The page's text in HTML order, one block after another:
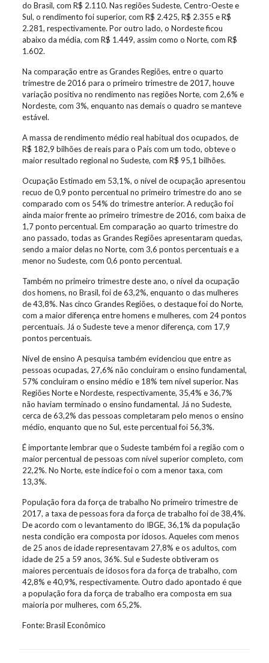
do Brasil, com R$ 2.110. Nas regiões Sudeste, Centro-Oeste e
Sul, o rendimento foi superior, com R$ 2.425, R$ 2.355 e R$
2.281, respectivamente. Por outro lado, o Nordeste ficou
abaixo da média, com R$ 1.449, assim como o Norte, com R$
1.602.
Na comparação entre as Grandes Regiões, entre o quarto
trimestre de 2016 para o primeiro trimestre de 2017, houve
variação positiva no rendimento nas regiões Norte, com 2,6% e
Nordeste, com 3%, enquanto nas demais o quadro se manteve
estável.
A massa de rendimento médio real habitual dos ocupados, de
R$ 182,9 bilhões de reais para o País com um todo, obteve o
maior resultado regional no Sudeste, com R$ 95,1 bilhões.
Ocupação Estimado em 53,1%, o nível de ocupação apresentou
recuo de 0,9 ponto percentual no primeiro trimestre do ano se
comparado com os 54% do trimestre anterior. A redução foi
ainda maior frente ao primeiro trimestre de 2016, com baixa de
1,7 ponto percentual. Em comparação ao quarto trimestre do
ano passado, todas as Grandes Regiões apresentaram quedas,
sendo a maior delas no Norte, com 3,6 pontos percentuais e a
menor no Sudeste, com 0,6 ponto percentual.
Também no primeiro trimestre deste ano, o nível da ocupação
dos homens, no Brasil, foi de 63,2%, enquanto o das mulheres
de 43,8%. Nas cinco Grandes Regiões, o destaque foi do Norte,
com a maior diferença entre homens e mulheres, com 24 pontos
percentuais. Já o Sudeste teve a menor diferença, com 17,9
pontos percentuais.
Nível de ensino A pesquisa também evidenciou que entre as
pessoas ocupadas, 27,6% não concluíram o ensino fundamental,
57% concluíram o ensino médio e 18% tem nível superior. Nas
Regiões Norte e Nordeste, respectivamente, 35,4% e 36,7%
não haviam terminado o ensino fundamental. Já no Sudeste,
cerca de 63,2% das pessoas completaram pelo menos o ensino
médio, enquanto que no Sul, este percentual foi 56,3%.
É importante lembrar que o Sudeste também foi a região com o
maior percentual de pessoas com nível superior completo, com
22,2%. No Norte, este índice foi o com a menor taxa, com
13,3%.
População fora da força de trabalho No primeiro trimestre de
2017, a taxa de pessoas fora da força de trabalho foi de 38,4%.
De acordo com o levantamento do IBGE, 36,1% da população
nesta condição era composta por idosos. Aqueles com menos
de 25 anos de idade representavam 27,8% e os adultos, com
idade de 25 a 59 anos, 36%. Sul e Sudeste obtiveram os
maiores percentuais de idosos fora da força de trabalho, com
42,8% e 40,9%, respectivamente. Outro dado apontado é que
a população fora da força de trabalho era composta em sua
maioria por mulheres, com 65,2%.
Fonte: Brasil Econômico